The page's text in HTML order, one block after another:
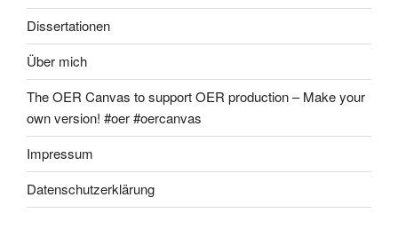
Dissertationen
Über mich
The OER Canvas to support OER production – Make your
own version! #oer #oercanvas
Impressum
Datenschutzerklärung